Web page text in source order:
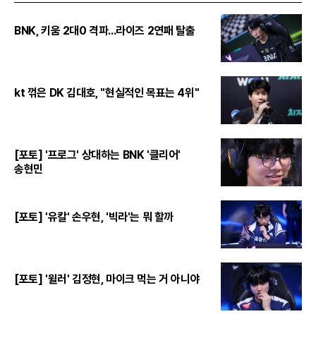
BNK, 키움 2대0 격파...라이즈 2연패 탈출
kt 꺾은 DK 김대호, "현실적인 목표는 4위"
[포토] '프로그' 상대하는 BNK '클리어'
송현민
[포토] '유칼' 손우현, '빅라'는 뭐 할까
[포토] '윌러' 김정현, 마이크 먹는 거 아니야